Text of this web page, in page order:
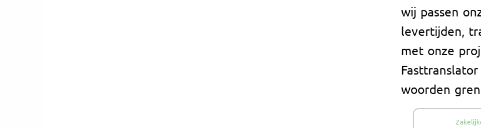
wij passen
levertijden,
met onze
woorden